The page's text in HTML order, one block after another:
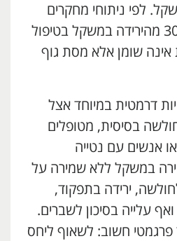
לפי ניתוחי מחקרים
קיימים, בין 24% ל־30% מהירידה במשקל בטיפול
אינה שומן אלא מסת גוף
דרמטית במיוחד אצל
בסיסית, מטופלים
אנשים עם נטייה
במשקל ללא שמירה על
ירידה בתפקוד,
עלייה בסיכון לשברים.
חשוב: לשאוף ליחס